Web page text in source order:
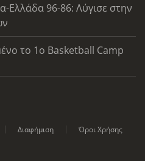
Ελλάδα 96-86: Λύγισε στην
το 1ο Basketball Camp
Διαφήμιση
Όροι Χρήσης